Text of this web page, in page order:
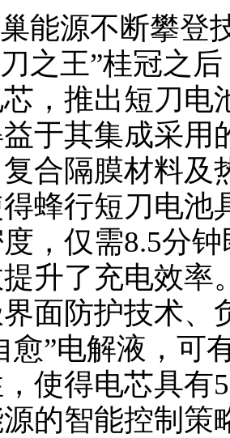
能源不断攀登
之王”桂冠之
，推出短刀
于其集成采用
合隔膜材料及
蜂行短刀电池
，仅需8.5分
升了充电效率
面防护技术、
愈”电解液，可
使得电芯具有
的智能控制策